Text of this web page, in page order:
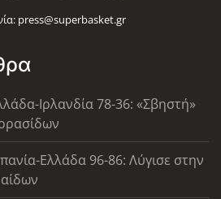
press@superbasket.gr
Ιρλανδία 78-36: «Σβηστή»
Ελλάδα 96-86: Λύγισε στην